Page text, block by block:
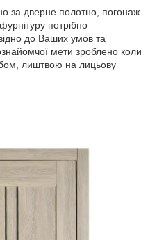
за дверне полотно, погонаж
потрібно
до Ваших умов та
мети зроблено коли
лиштвою на лицьову